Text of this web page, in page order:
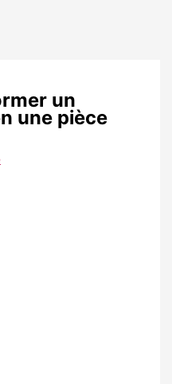
un
une pièce